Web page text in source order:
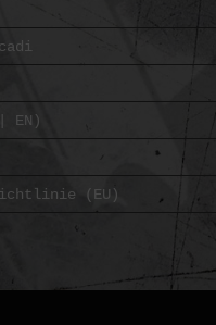
EN)
(EU)